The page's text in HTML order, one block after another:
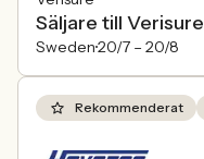
Säljare till Verisure
Sweden20/7 – 20/8
Rekommenderat